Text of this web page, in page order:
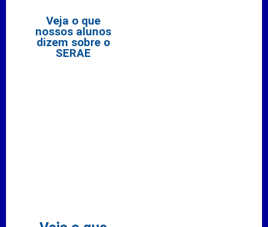
Veja o que
nossos alunos
dizem sobre o
SERAE